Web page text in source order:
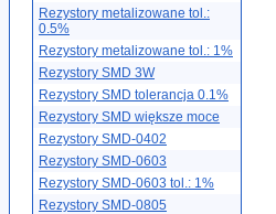
Rezystory metalizowane tol.:
0.5%
Rezystory metalizowane tol.: 1%
Rezystory SMD 3W
Rezystory SMD tolerancja 0.1%
Rezystory SMD większe moce
Rezystory SMD-0402
Rezystory SMD-0603
Rezystory SMD-0603 tol.: 1%
Rezystory SMD-0805